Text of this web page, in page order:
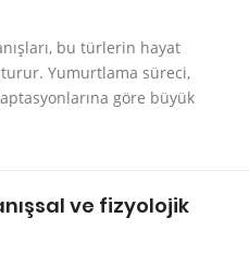
bu türlerin hayat
Yumurtlama süreci,
göre büyük
ve fizyolojik